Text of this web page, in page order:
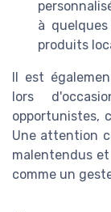
à
produits
Il est
lors
opportunistes,
Une attention
malentendus
comme un